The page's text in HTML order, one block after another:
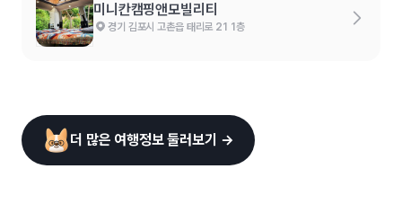
미니칸캠핑앤모빌리티
경기 김포시 고촌읍 태리로 21 1층
더 많은 여행정보 둘러보기 →